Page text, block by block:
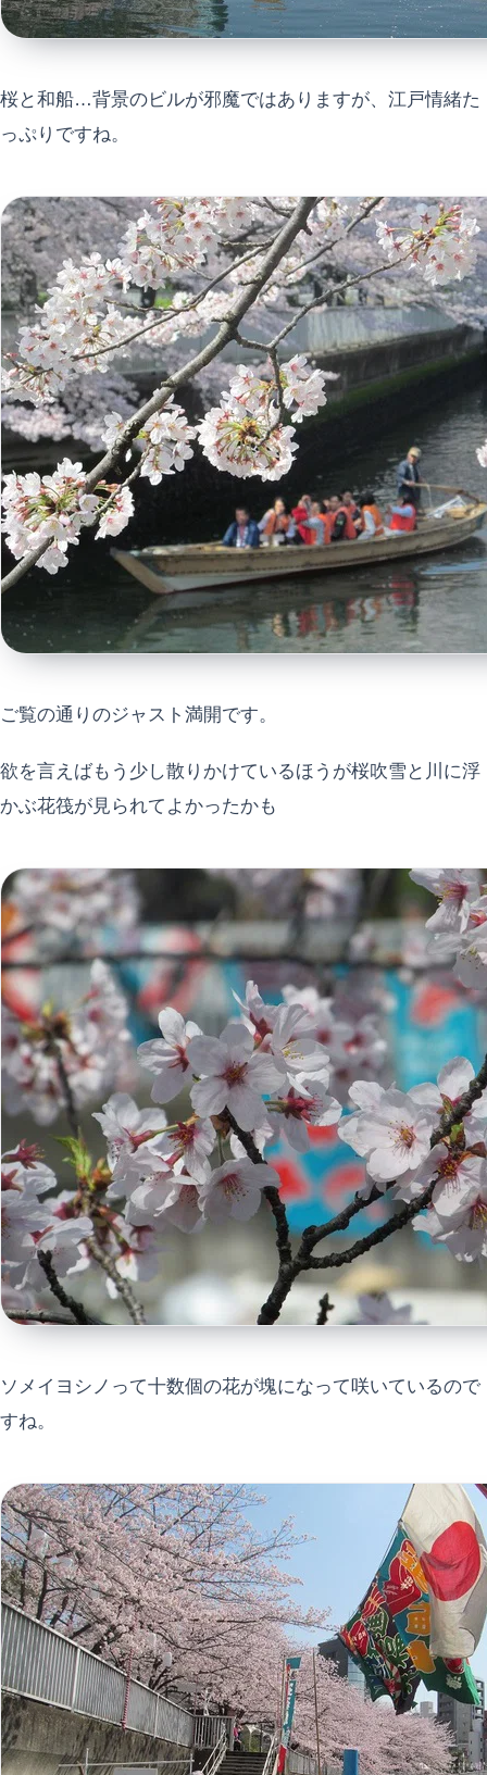
桜と和船…背景のビルが邪魔ではありますが、江戸情緒た
っぷりですね。
ご覧の通りのジャスト満開です。
欲を言えばもう少し散りかけているほうが桜吹雪と川に浮
かぶ花筏が見られてよかったかも
ソメイヨシノって十数個の花が塊になって咲いているので
すね。